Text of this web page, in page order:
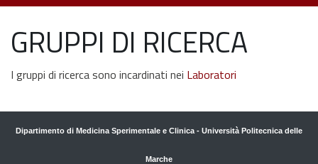
GRUPPI DI RICERCA
I gruppi di ricerca sono incardinati nei Laboratori
Dipartimento di Medicina Sperimentale e Clinica - Università Politecnica delle
Marche